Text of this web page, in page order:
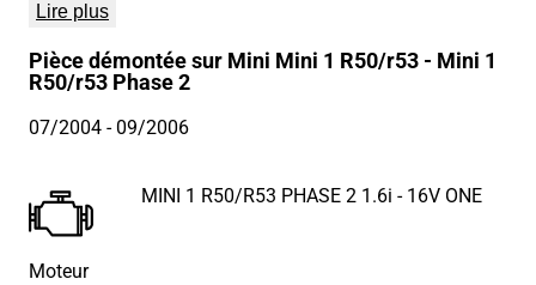
Lire plus
Pièce démontée sur Mini Mini 1 R50/r53 - Mini 1
R50/r53 Phase 2
07/2004- 09/2006
Moteur
MINI 1 R50/R53 PHASE 2 1.6i - 16V ONE